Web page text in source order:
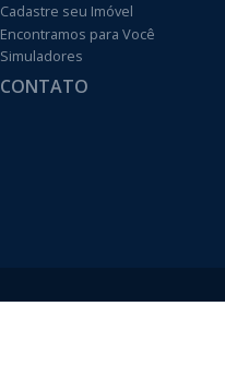
Cadastre seu Imóvel
Encontramos para Você
Simuladores
CONTATO